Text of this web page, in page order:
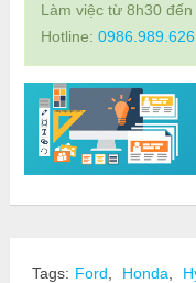
Làm việc từ 8h30
Hotline: 0986.989.626
Tags: Ford Honda